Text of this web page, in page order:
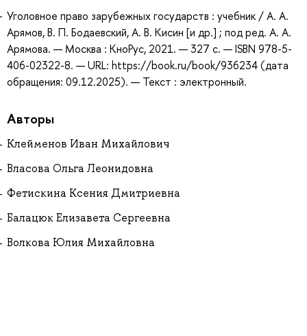
Уголовное право зарубежных государств : учебник / А. А.
Арямов, В. П. Бодаевский, А. В. Кисин [и др.] ; под ред. А. А.
Арямова. — Москва : КноРус, 2021. — 327 с. — ISBN 978-5-
406-02322-8. — URL: https://book.ru/book/936234 (дата
обращения: 09.12.2025). — Текст : электронный.
Авторы
Клейменов Иван Михайлович
Власова Ольга Леонидовна
Фетискина Ксения Дмитриевна
Балацюк Елизавета Сергеевна
Волкова Юлия Михайловна